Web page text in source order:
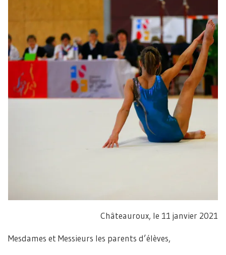
Châteauroux, le 11 janvier 2021
Mesdames et Messieurs les parents d’élèves,